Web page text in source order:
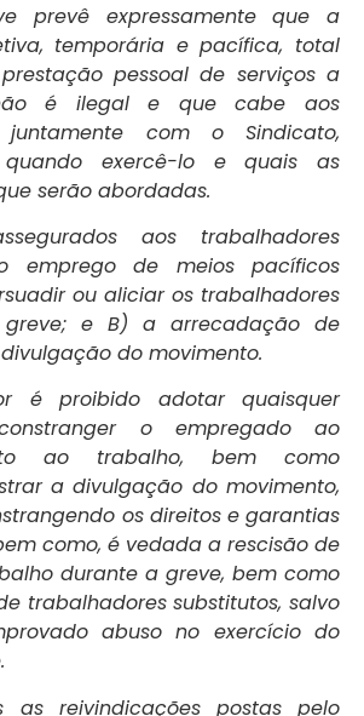
prevê expressamente que a
temporária e pacífica, total
pessoal de serviços a
é ilegal e que cabe aos
juntamente com o Sindicato,
exercê-lo e quais as
serão abordadas.
aos trabalhadores
emprego de meios pacíficos
ou aliciar os trabalhadores
e B) a arrecadação de
do movimento.
é proibido adotar quaisquer
o empregado ao
ao trabalho, bem como
a divulgação do movimento,
os direitos e garantias
como, é vedada a rescisão de
durante a greve, bem como
trabalhadores substitutos, salvo
abuso no exercício do
as reivindicações postas pelo